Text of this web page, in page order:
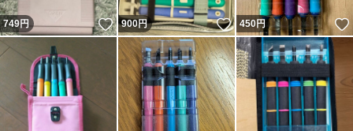
749円 いいね！
900円 いいね！
450円